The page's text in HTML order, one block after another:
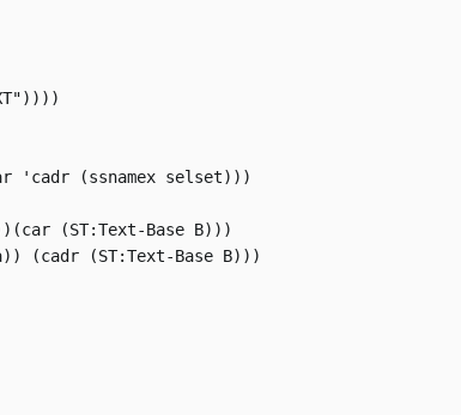
'cadr (ssnamex selset)))
Base a))(car (ST:Text-Base B)))
(cadr (ST:Text-Base B)))